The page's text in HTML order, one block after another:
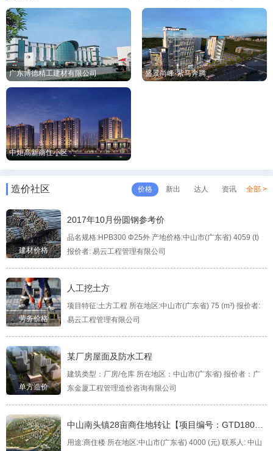
广东博德精工建材有限公司 盛景尚峰·紫马奔腾
中炬高新商住小区
造价社区 价格 新出 达人 资讯 全部 >
建材价格
2017年10月份圆钢参考价
品名规格:HPB300 Φ25外 产地价格:中山市(广东省) 4059 (t)
报价者: 易云工程管理有限公司
劳务价格
人工挖土方
项目特征:土方工程 所在地区:中山市(广东省) 75 (m³) 报价者:
易云工程管理有限公司
单方造价
某厂房屋面及防水工程
建筑类型：厂房/仓库 所在地区：中山市(广东省) 报价者：广
东金厦工程管理造价咨询有限公司
中山南头镇28亩商住地转让【项目编号：GTD18011
0】
用途:商住楼 所在地区:中山市(广东省) 4000 (元) 联系人: 中山